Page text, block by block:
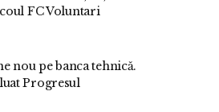
FC Voluntari
nou pe banca tehnică.
Progresul